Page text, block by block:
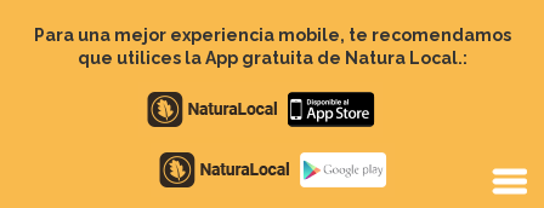
contenido
Para una mejor experiencia mobile, te recomendamos
que utilices la App gratuita de Natura Local.:
Apple
store
Google
Play